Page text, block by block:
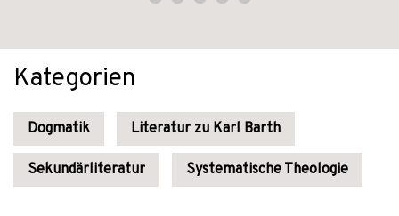
Kategorien
Dogmatik Literatur zu Karl Barth
Sekundärliteratur Systematische Theologie